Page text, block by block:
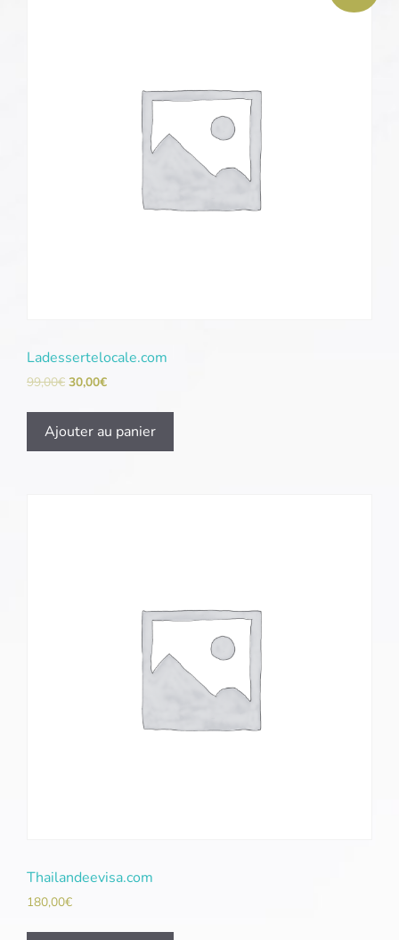
Ladessertelocale.com
99,00€ 30,00€
Ajouter au panier
Thailandeevisa.com
180,00€